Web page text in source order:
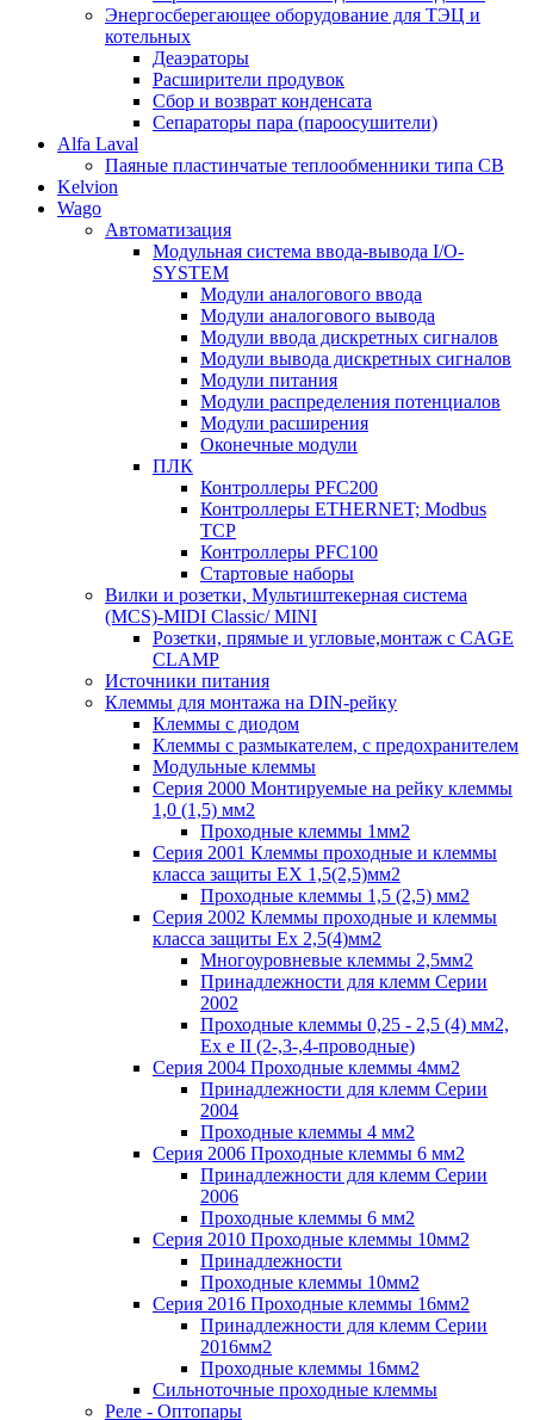
Энергосберегающее оборудование для ТЭЦ и
котельных
Деаэраторы
Расширители продувок
Сбор и возврат конденсата
Сепараторы пара (пароосушители)
Alfa Laval
Паяные пластинчатые теплообменники типа CB
Kelvion
Wago
Автоматизация
Модульная система ввода-вывода I/O-
SYSTEM
Модули аналогового ввода
Модули аналогового вывода
Модули ввода дискретных сигналов
Модули вывода дискретных сигналов
Модули питания
Модули распределения потенциалов
Модули расширения
Оконечные модули
ПЛК
Контроллеры PFC200
Контроллеры ETHERNET; Modbus
TCP
Контроллеры PFC100
Стартовые наборы
Вилки и розетки, Мультиштекерная система
(MCS)-MIDI Classic/ MINI
Розетки, прямые и угловые,монтаж с CAGE
CLAMP
Источники питания
Клеммы для монтажа на DIN-рейку
Клеммы с диодом
Клеммы с размыкателем, с предохранителем
Модульные клеммы
Серия 2000 Монтируемые на рейку клеммы
1,0 (1,5) мм2
Проходные клеммы 1мм2
Серия 2001 Клеммы проходные и клеммы
класса защиты EX 1,5(2,5)мм2
Проходные клеммы 1,5 (2,5) мм2
Серия 2002 Клеммы проходные и клеммы
класса защиты Ex 2,5(4)мм2
Многоуровневые клеммы 2,5мм2
Принадлежности для клемм Серии
2002
Проходные клеммы 0,25 - 2,5 (4) мм2,
Ex e II (2-,3-,4-проводные)
Серия 2004 Проходные клеммы 4мм2
Принадлежности для клемм Серии
2004
Проходные клеммы 4 мм2
Серия 2006 Проходные клеммы 6 мм2
Принадлежности для клемм Серии
2006
Проходные клеммы 6 мм2
Серия 2010 Проходные клеммы 10мм2
Принадлежности
Проходные клеммы 10мм2
Серия 2016 Проходные клеммы 16мм2
Принадлежности для клемм Серии
2016мм2
Проходные клеммы 16мм2
Сильноточные проходные клеммы
Реле - Оптопары